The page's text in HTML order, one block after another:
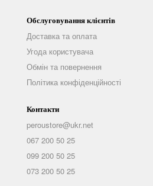
Обслуговування клієнтів
Доставка та оплата
Угода користувача
Обмін та повернення
Політика конфіденційності
Контакти
peroustore@ukr.net
067 200 50 25
099 200 50 25
073 200 50 25